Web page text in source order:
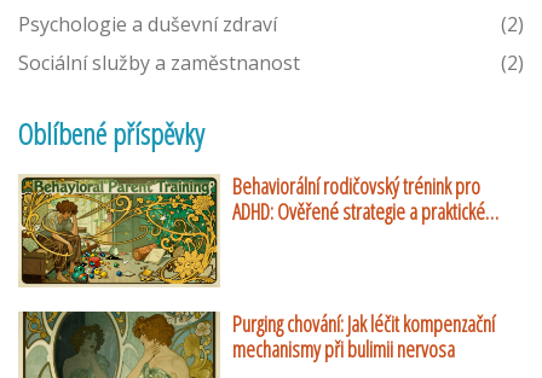
Psychologie a duševní zdraví
(2)
Sociální služby a zaměstnanost
(2)
Oblíbené příspěvky
Behaviorální rodičovský trénink pro
ADHD: Ověřené strategie a praktické
Purging chování: Jak léčit kompenzační
mechanismy při bulimii nervosa